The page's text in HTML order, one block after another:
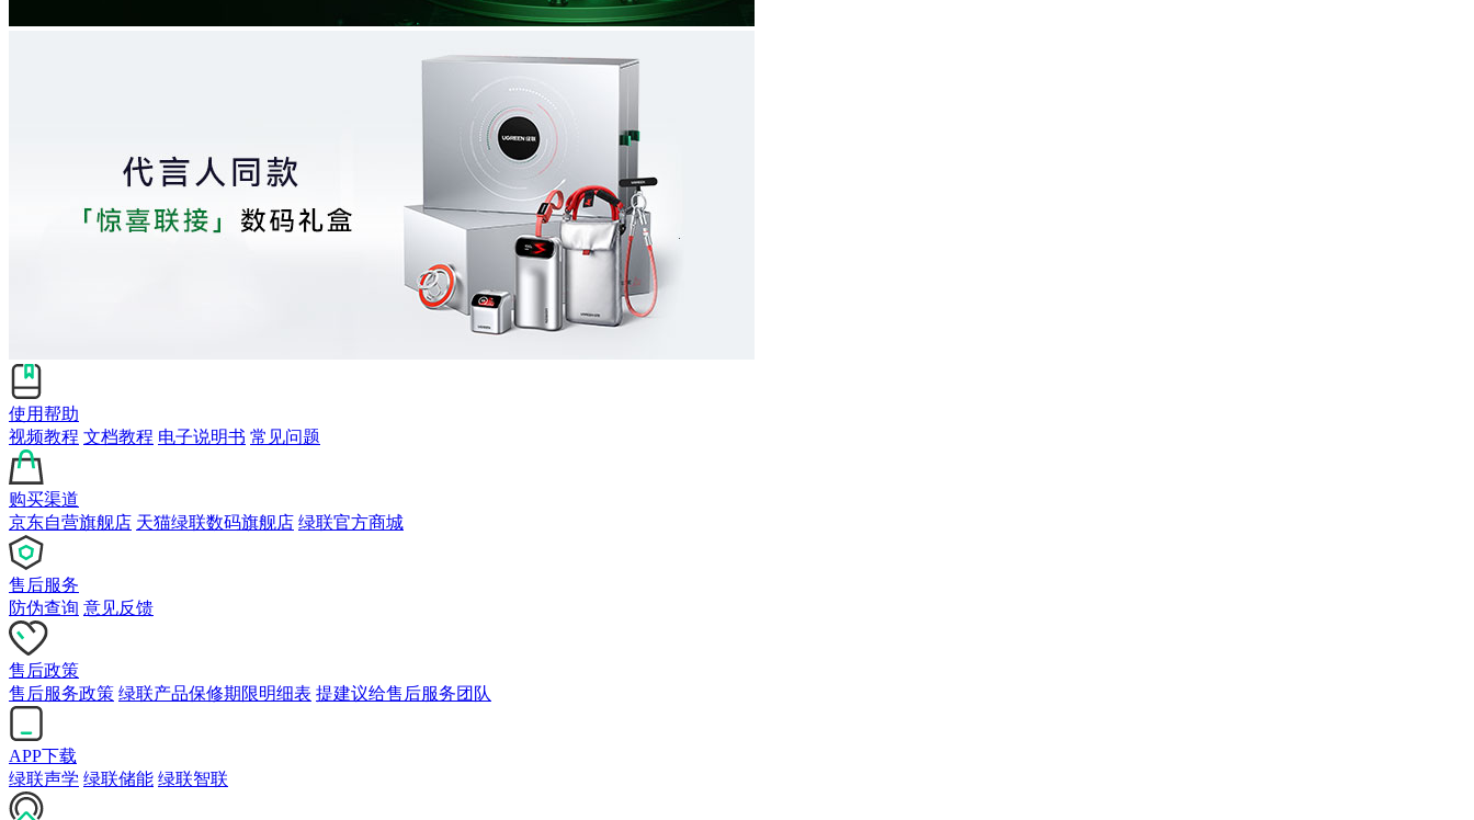
使用帮助
视频教程 文档教程 电子说明书 常见问题
购买渠道
京东自营旗舰店 天猫绿联数码旗舰店 绿联官方商城
售后服务
防伪查询 意见反馈
售后政策
售后服务政策 绿联产品保修期限明细表 提建议给售后服务团队
APP下载
绿联声学 绿联储能 绿联智联